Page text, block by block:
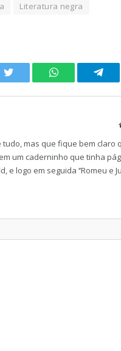
Literatura negra
Twitter WhatsApp
mas que fique bem claro
um caderninho que tinha
logo em seguida ‘’Romeu e